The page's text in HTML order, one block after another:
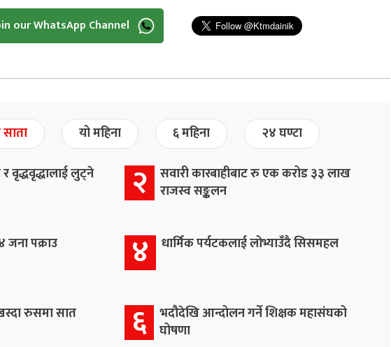
our WhatsApp Channel
साता यो महिना ६ महिना २४ घण्टा
र वृद्धवृद्धालाई लुट्ने
२ सवारी कारबाहीबाट रु एक करोड ३३ लाख
राजस्व सङ्कलन
जना पक्राउ ४ धार्मिक पर्यटकलाई लोभ्याउँदै सिसमहल
रुसमा सात
६ भदौदेखि आन्दोलन गर्ने शिक्षक महासंघको
घोषणा